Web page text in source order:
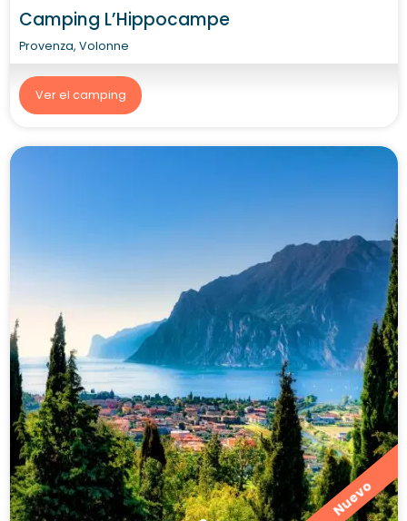
Camping L’Hippocampe
Provenza, Volonne
Ver el camping
Nuevo